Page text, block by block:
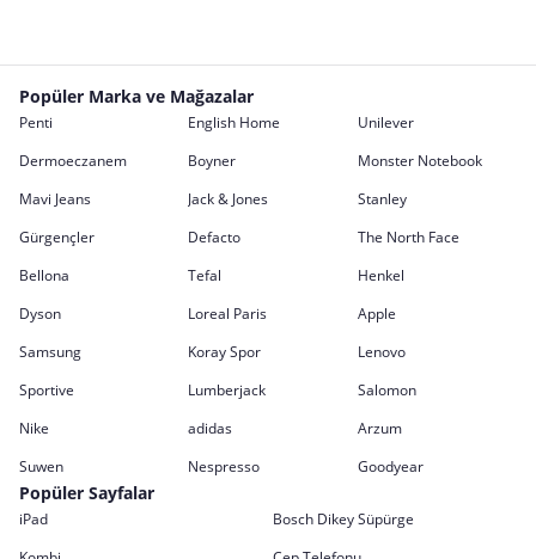
Popüler Marka ve Mağazalar
Penti English Home
Unilever
Dermoeczanem
Boyner
Monster Notebook
Mavi Jeans
Jack & Jones
Stanley
Gürgençler
Defacto
The North Face
Bellona
Tefal
Henkel
Dyson
Loreal Paris
Apple
Samsung
Koray Spor
Lenovo
Sportive
Lumberjack
Salomon
Nike
adidas
Arzum
Suwen
Nespresso Goodyear
Popüler Sayfalar
iPad
Bosch Dikey Süpürge